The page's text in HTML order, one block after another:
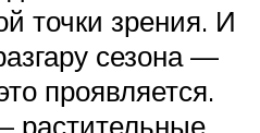
точки зрения. И
сезона —
проявляется.
растительные